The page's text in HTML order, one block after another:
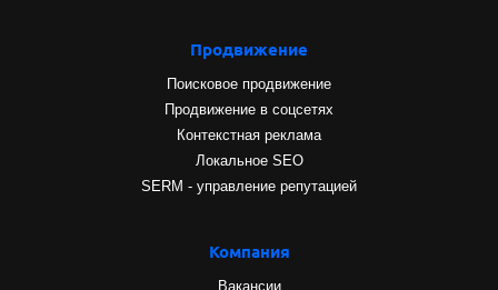
Продвижение
Поисковое продвижение
Продвижение в соцсетях
Контекстная реклама
Локальное SEO
SERM - управление репутацией
Компания
Вакансии